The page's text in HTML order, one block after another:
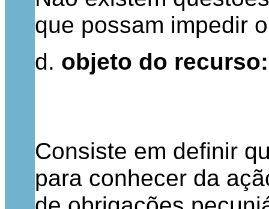
que possam impedir
d. objeto do recurso:
Consiste em definir
para conhecer da